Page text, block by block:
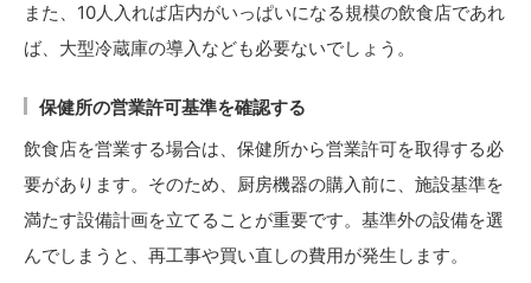
また、10人入れば店内がいっぱいになる規模の飲食店であれ
ば、大型冷蔵庫の導入なども必要ないでしょう。
保健所の営業許可基準を確認する
飲食店を営業する場合は、保健所から営業許可を取得する必
要があります。そのため、厨房機器の購入前に、施設基準を
満たす設備計画を立てることが重要です。基準外の設備を選
んでしまうと、再工事や買い直しの費用が発生します。